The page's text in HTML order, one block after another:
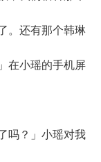
。还有那个韩琳
在小瑶的手机屏
？」小瑶对我